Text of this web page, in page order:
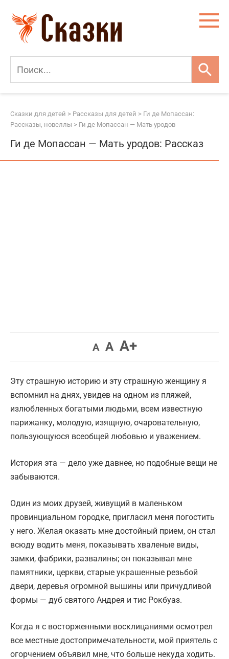
контенту
Сказки для детей > Рассказы для детей > Ги де Мопассан:
Рассказы, новеллы > Ги де Мопассан — Мать уродов
Ги де Мопассан — Мать уродов: Рассказ
AУменьшить
AВернуть
A+Увеличить
Эту страшную историю и эту страшную женщину я
вспомнил на днях, увидев на одном из пляжей,
излюбленных богатыми людьми, всем известную
парижанку, молодую, изящную, очаровательную,
пользующуюся всеобщей любовью и уважением.
История эта — дело уже давнее, но подобные вещи не
забываются.
Один из моих друзей, живущий в маленьком
провинциальном городке, пригласил меня погостить
у него. Желая оказать мне достойный прием, он стал
всюду водить меня, показывать хваленые виды,
замки, фабрики, развалины; он показывал мне
памятники, церкви, старые украшенные резьбой
двери, деревья огромной вышины или причудливой
формы — дуб святого Андрея и тис Рокбуаз.
Когда я с восторженными восклицаниями осмотрел
все местные достопримечательности, мой приятель с
огорчением объявил мне, что больше некуда ходить.